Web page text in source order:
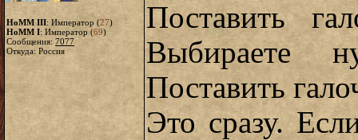
HoMM III: Император (27)
HoMM I: Император (69)
Сообщения: 7077
Откуда: Россия
Поставить
Выбираете
Поставить
Это сразу.